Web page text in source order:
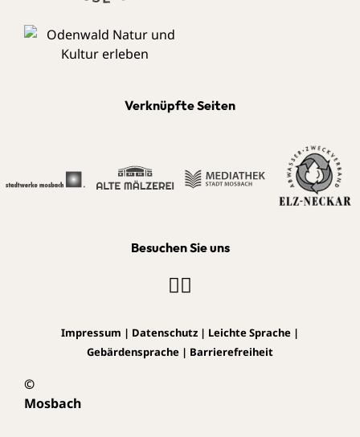
Verknüpfte Seiten
Besuchen Sie uns
©
Mosbach
Impressum | Datenschutz | Leichte Sprache |
Gebärdensprache | Barrierefreiheit